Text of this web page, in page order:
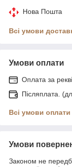
Нова Пошта
Всі умови
Умови оплати
Оплата за
Післяплата.
Всі умови оплати
Умови
Законом не